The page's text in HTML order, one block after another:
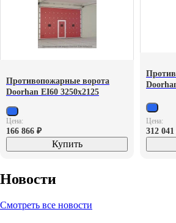
Противопожарные ворота
Doorhan EI60 3250х2125
Цена:
166 866 ₽
Купить
Цена:
312 041
Новости
Смотреть все новости